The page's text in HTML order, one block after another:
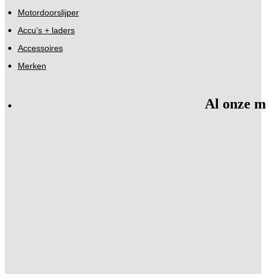
Motordoorslijper
Accu’s + laders
Accessoires
Merken
Al onze